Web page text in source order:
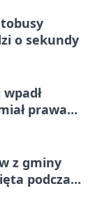
o sekundy
prawa
z gminy
podczas